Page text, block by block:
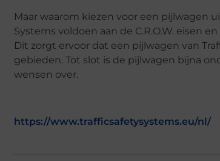
Maar waarom kiezen voor een pijlwagen
Systems voldoen aan de C.R.O.W. eisen
Dit zorgt ervoor dat een pijlwagen van
gebieden. Tot slot is de pijlwagen bijna
wensen over.
https://www.trafficsafetysystems.eu/nl/